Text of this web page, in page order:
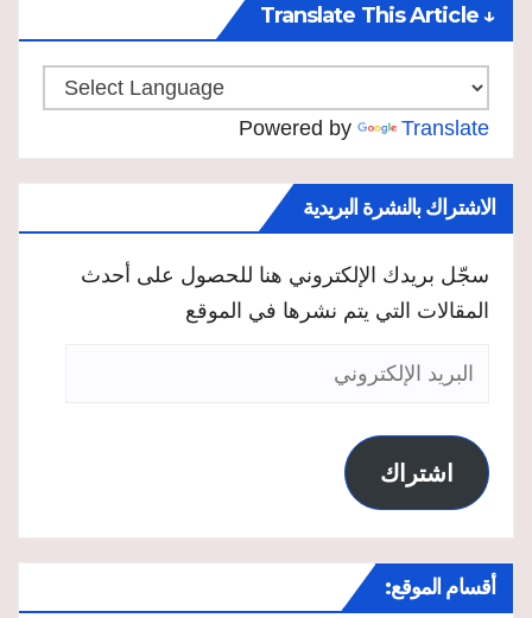
↓ Translate This Article
Powered by Translate
الاشتراك بالنشرة البريدية
سجّل بريدك الإلكتروني هنا للحصول على أحدث
المقالات التي يتم نشرها في الموقع
البريد
اشتراك
أقسام الموقع: